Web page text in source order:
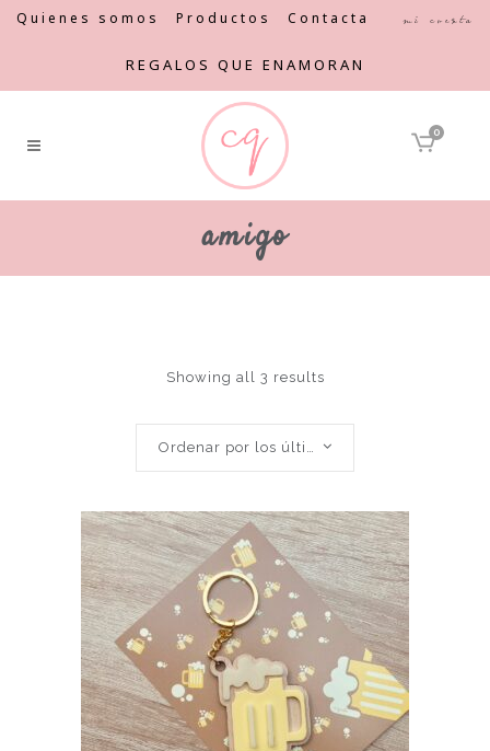
Quienes somos Productos Contacta Mi cuenta
REGALOS QUE ENAMORAN
0
amigo
Showing all 3 results
Ordenar por los últimos